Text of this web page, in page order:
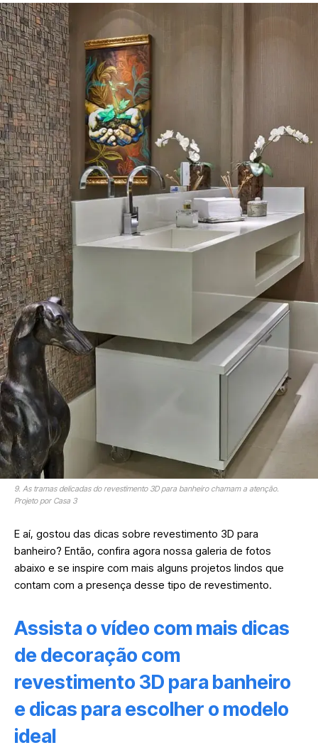
9. As tramas delicadas do revestimento 3D para banheiro chamam a atenção.
Projeto por Casa 3
E aí, gostou das dicas sobre revestimento 3D para
banheiro? Então, confira agora nossa galeria de fotos
abaixo e se inspire com mais alguns projetos lindos que
contam com a presença desse tipo de revestimento.
Assista o vídeo com mais dicas
de decoração com
revestimento 3D para banheiro
e dicas para escolher o modelo
ideal